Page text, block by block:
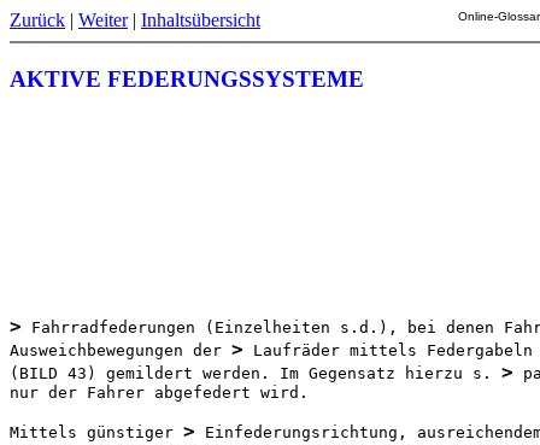
Zurück | Weiter| Inhaltsübersicht Online-
AKTIVE FEDERUNGSSYSTEME
> Fahrradfederungen (Einzelheiten s.d.), bei denen
Ausweichbewegungen der > Laufräder mittels Federgabeln
(BILD 43) gemildert werden. Im Gegensatz hierzu s. >
nur der Fahrer abgefedert wird.
Mittels günstiger > Einfederungsrichtung,